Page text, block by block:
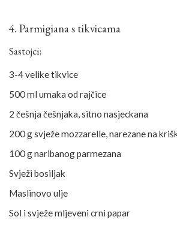
4. Parmigiana s tikvicama
Sastojci:
3-4 velike tikvice
500 ml umaka od rajčice
2 češnja češnjaka, sitno nasjeckana
200 g svježe mozzarelle, narezane na
100 g naribanog parmezana
Svježi bosiljak
Maslinovo ulje
Sol i svježe mljeveni crni papar